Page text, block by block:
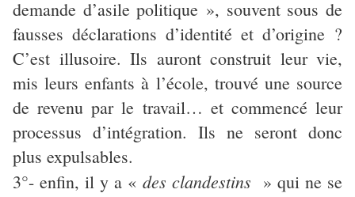
demande d’asile politique », souvent sous de
fausses déclarations d’identité et d’origine ?
C’est illusoire. Ils auront construit leur vie,
mis leurs enfants à l’école, trouvé une source
de revenu par le travail… et commencé leur
processus d’intégration. Ils ne seront donc
plus expulsables.
3°- enfin, il y a « des clandestins » qui ne se